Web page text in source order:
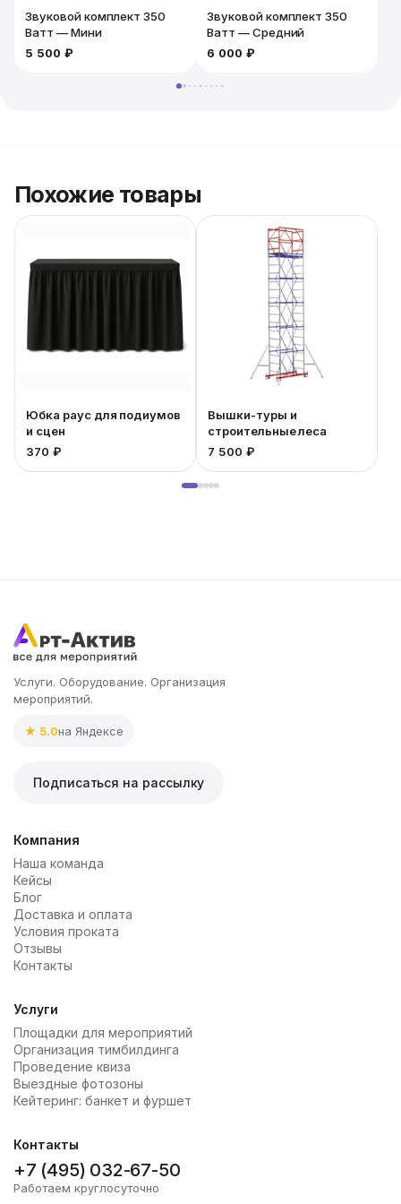
Звуковой комплект 350
Ватт — Мини
5 500 ₽
Звуковой комплект 350
Ватт — Средний
6 000 ₽
Похожие товары
Юбка раус для подиумов
и сцен
370 ₽
Вышки-туры и
строительные леса
7 500 ₽
Услуги. Оборудование. Организация
мероприятий.
★ 5.0на Яндексе
Подписаться на рассылку
Компания
Наша команда
Кейсы
Блог
Доставка и оплата
Условия проката
Отзывы
Контакты
Услуги
Площадки для мероприятий
Организация тимбилдинга
Проведение квиза
Выездные фотозоны
Кейтеринг: банкет и фуршет
Контакты
+7 (495) 032-67-50
Работаем круглосуточно